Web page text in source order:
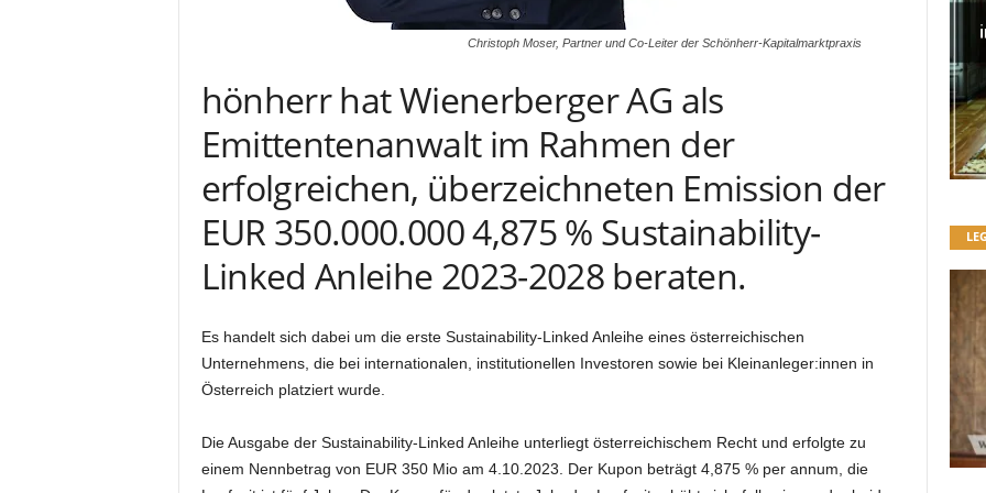
Christoph Moser, Partner und Co-Leiter der Schönherr-Kapitalmarktpraxis
hönherr hat Wienerberger AG als
Emittentenanwalt im Rahmen der
erfolgreichen, überzeichneten Emission der
EUR 350.000.000 4,875 % Sustainability-
Linked Anleihe 2023-2028 beraten.
Es handelt sich dabei um die erste Sustainability-Linked Anleihe eines österreichischen
Unternehmens, die bei internationalen, institutionellen Investoren sowie bei Kleinanleger:innen in
Österreich platziert wurde.
Die Ausgabe der Sustainability-Linked Anleihe unterliegt österreichischem Recht und erfolgte zu
einem Nennbetrag von EUR 350 Mio am 4.10.2023. Der Kupon beträgt 4,875 % per annum, die